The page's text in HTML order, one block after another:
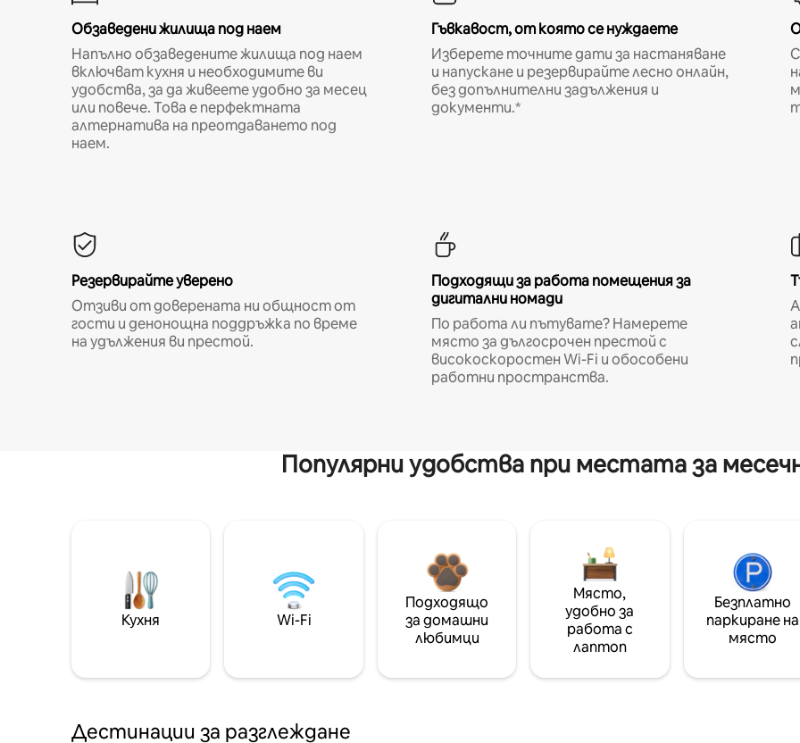
Обзаведени жилища под наем
Напълно обзаведените жилища под наем
включват кухня и необходимите ви
удобства, за да живеете удобно за месец
или повече. Това е перфектната
алтернатива на преотдаването под
наем.
Гъвкавост, от която се нуждаете
Изберете точните дати за настаняване
и напускане и резервирайте лесно онлайн,
без допълнителни задължения и
документи.*
Резервирайте уверено
Отзиви от доверената ни общност от
гости и денонощна поддръжка по време
на удължения ви престой.
Подходящи за работа помещения за
дигитални номади
По работа ли пътувате? Намерете
място за дългосрочен престой с
високоскоростен Wi-Fi и обособени
работни пространства.
Популярни удобства при местата за
Кухня Wi-Fi
Подходящо
за домашни
любимци
Място,
удобно за
работа с
лаптоп
Безплатно
паркиране на
място
Дестинации за разглеждане